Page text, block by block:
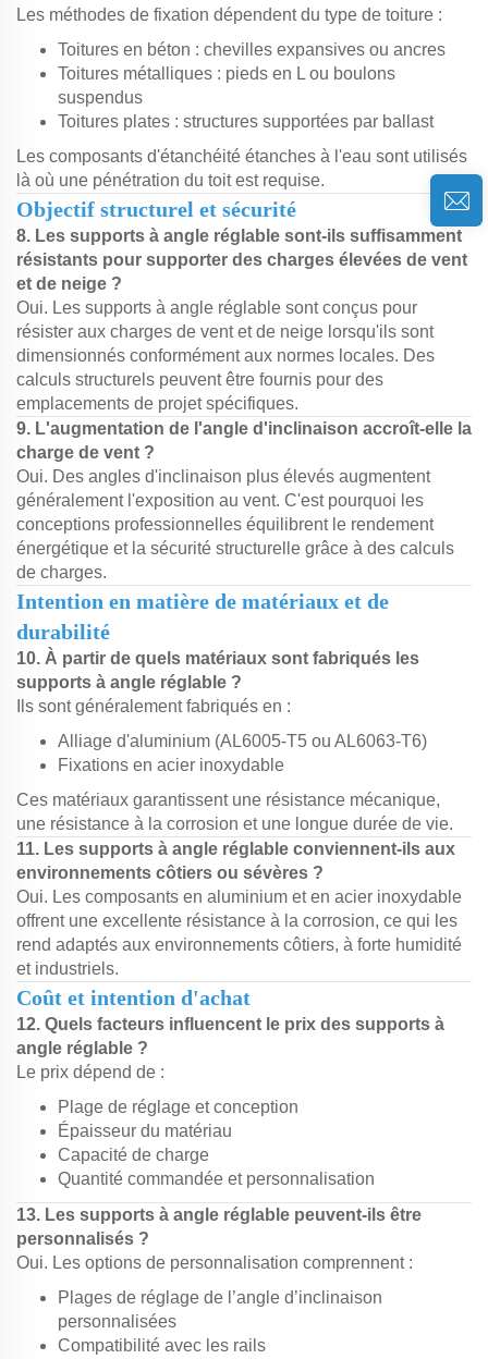
Les méthodes de fixation dépendent du type de toiture :
Toitures en béton : chevilles expansives ou ancres
Toitures métalliques : pieds en L ou boulons
suspendus
Toitures plates : structures supportées par ballast
Les composants d'étanchéité étanches à l'eau sont utilisés
là où une pénétration du toit est requise.
Objectif structurel et sécurité
8. Les supports à angle réglable sont-ils suffisamment
résistants pour supporter des charges élevées de vent
et de neige ?
Oui. Les supports à angle réglable sont conçus pour
résister aux charges de vent et de neige lorsqu'ils sont
dimensionnés conformément aux normes locales. Des
calculs structurels peuvent être fournis pour des
emplacements de projet spécifiques.
9. L'augmentation de l'angle d'inclinaison accroît-elle la
charge de vent ?
Oui. Des angles d'inclinaison plus élevés augmentent
généralement l'exposition au vent. C'est pourquoi les
conceptions professionnelles équilibrent le rendement
énergétique et la sécurité structurelle grâce à des calculs
de charges.
Intention en matière de matériaux et de
durabilité
10. À partir de quels matériaux sont fabriqués les
supports à angle réglable ?
Ils sont généralement fabriqués en :
Alliage d'aluminium (AL6005-T5 ou AL6063-T6)
Fixations en acier inoxydable
Ces matériaux garantissent une résistance mécanique,
une résistance à la corrosion et une longue durée de vie.
11. Les supports à angle réglable conviennent-ils aux
environnements côtiers ou sévères ?
Oui. Les composants en aluminium et en acier inoxydable
offrent une excellente résistance à la corrosion, ce qui les
rend adaptés aux environnements côtiers, à forte humidité
et industriels.
Coût et intention d'achat
12. Quels facteurs influencent le prix des supports à
angle réglable ?
Le prix dépend de :
Plage de réglage et conception
Épaisseur du matériau
Capacité de charge
Quantité commandée et personnalisation
13. Les supports à angle réglable peuvent-ils être
personnalisés ?
Oui. Les options de personnalisation comprennent :
Plages de réglage de l’angle d’inclinaison
personnalisées
Compatibilité avec les rails